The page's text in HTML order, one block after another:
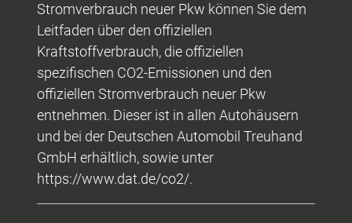
Stromverbrauch neuer Pkw können Sie dem
Leitfaden über den offiziellen
Kraftstoffverbrauch, die offiziellen
spezifischen CO2-Emissionen und den
offiziellen Stromverbrauch neuer Pkw
entnehmen. Dieser ist in allen Autohäusern
und bei der Deutschen Automobil Treuhand
GmbH erhältlich, sowie unter
https://www.dat.de/co2/.